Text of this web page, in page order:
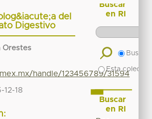
del
Digestivo
Orestes
handle/123456789/31594
12-18
Buscar
en RI
Buscar
Esta
Buscar
en RI